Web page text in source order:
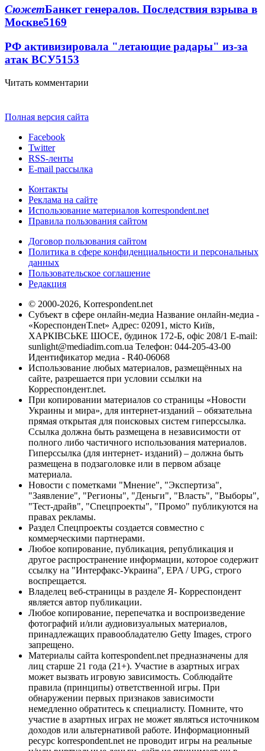
СюжетБанкет генералов. Последствия взрыва в
Москве5169
РФ активизировала "летающие радары" из-за
атак ВСУ5153
Читать комментарии
Полная версия сайта
Facebook
Twitter
RSS-ленты
E-mail рассылка
Контакты
Реклама на сайте
Использование материалов korrespondent.net
Правила пользования сайтом
Договор пользования сайтом
Политика в сфере конфиденциальности и персональных
данных
Пользовательское соглашение
Редакция
© 2000-2026, Korrespondent.net
Субъект в сфере онлайн-медиа Название онлайн-медиа -
«КореспонденТ.net» Адрес: 02091, місто Київ,
ХАРКІВСЬКЕ ШОСЕ, будинок 172-Б, офіс 208/1 E-mail:
sunlight@mediadim.com.ua Телефон: 044-205-43-00
Идентификатор медиа - R40-06068
Использование любых материалов, размещённых на
сайте, разрешается при условии ссылки на
Корреспондент.net.
При копировании материалов со страницы «Новости
Украины и мира», для интернет-изданий – обязательна
прямая открытая для поисковых систем гиперссылка.
Ссылка должна быть размещена в независимости от
полного либо частичного использования материалов.
Гиперссылка (для интернет- изданий) – должна быть
размещена в подзаголовке или в первом абзаце
материала.
Новости с пометками "Мнение", "Экспертиза",
"Заявление", "Регионы", "Деньги", "Власть", "Выборы",
"Тест-драйв", "Спецпроекты", "Промо" публикуются на
правах рекламы.
Раздел Спецпроекты создается совместно с
коммерческими партнерами.
Любое копирование, публикация, републикация и
другое распространение информации, которое содержит
ссылку на "Интерфакс-Украина", EPA / UPG, строго
воспрещается.
Владелец веб-страницы в разделе Я- Корреспондент
является автор публикации.
Любое копирование, перепечатка и воспроизведение
фотографий и/или аудиовизуальных материалов,
принадлежащих правообладателю Getty Images, строго
запрещено.
Материалы сайта korrespondent.net предназначены для
лиц старше 21 года (21+). Участие в азартных играх
может вызвать игровую зависимость. Соблюдайте
правила (принципы) ответственной игры. При
обнаружении первых признаков зависимости
немедленно обратитесь к специалисту. Помните, что
участие в азартных играх не может являться источником
доходов или альтернативой работе. Информационный
ресурс korrespondent.net не проводит игры на реальные